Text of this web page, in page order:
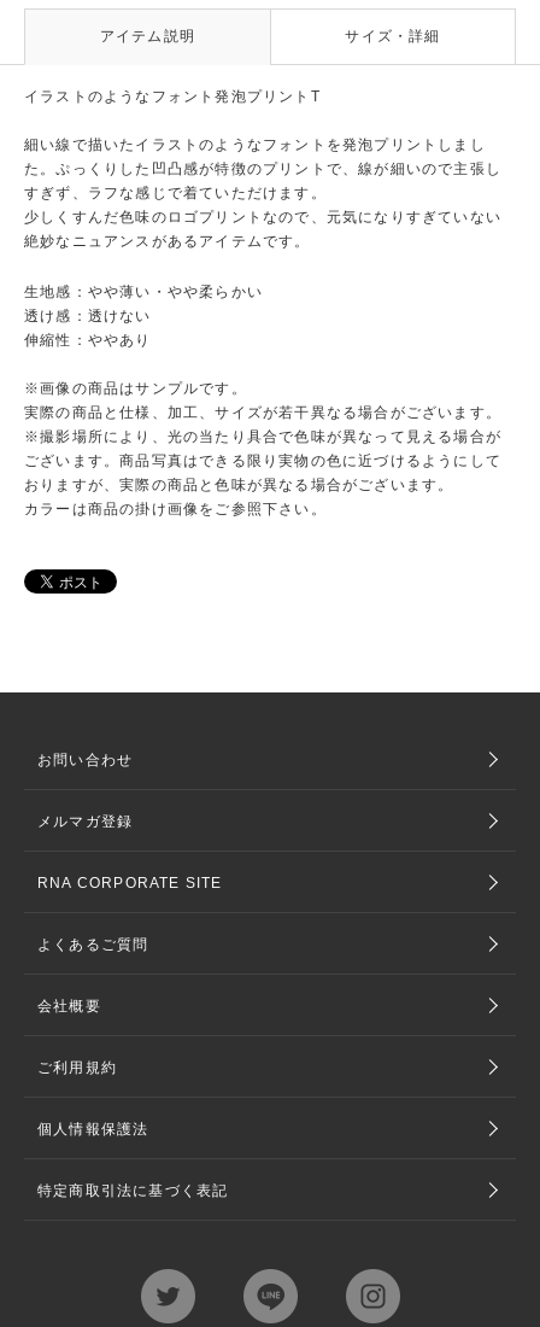
アイテム説明 サイズ・詳細
イラストのようなフォント発泡プリントT
細い線で描いたイラストのようなフォントを発泡プリントしまし
た。ぷっくりした凹凸感が特徴のプリントで、線が細いので主張し
すぎず、ラフな感じで着ていただけます。
少しくすんだ色味のロゴプリントなので、元気になりすぎていない
絶妙なニュアンスがあるアイテムです。
生地感：やや薄い・やや柔らかい
透け感：透けない
伸縮性：ややあり
※画像の商品はサンプルです。
実際の商品と仕様、加工、サイズが若干異なる場合がございます。
※撮影場所により、光の当たり具合で色味が異なって見える場合が
ございます。商品写真はできる限り実物の色に近づけるようにして
おりますが、実際の商品と色味が異なる場合がございます。
カラーは商品の掛け画像をご参照下さい。
お問い合わせ
メルマガ登録
RNA CORPORATE SITE
よくあるご質問
会社概要
ご利用規約
個人情報保護法
特定商取引法に基づく表記